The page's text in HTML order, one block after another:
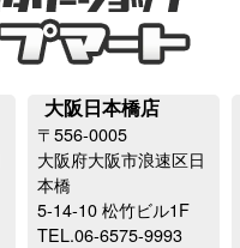
大阪日本橋店
〒556-0005
大阪府大阪市浪速区日
本橋
5-14-10 松竹ビル1F
TEL.06-6575-9993